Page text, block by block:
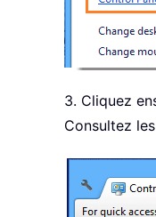
3. Cliquez
Consultez